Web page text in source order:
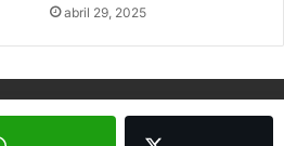
abril 29, 2025
derechos reservados - Metrópoli